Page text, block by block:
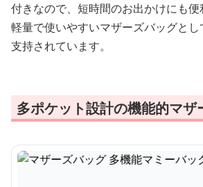
付きなので、短時間のお出かけにも便
軽量で使いやすいマザーズバッグと
支持されています。
多ポケット設計の機能的マザ